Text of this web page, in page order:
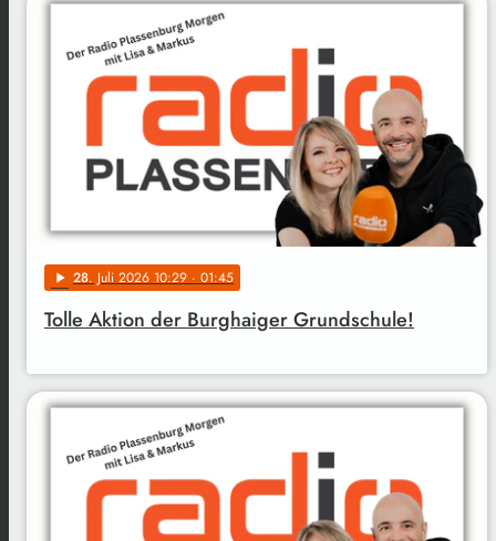
play_arrow 28. Juli 2026 10:29 · 01:45
Tolle Aktion der Burghaiger Grundschule!